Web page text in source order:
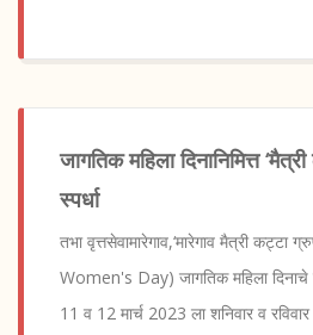
जागतिक महिला दिनानिमित्त ‘मैत्री
स्पर्धा
तभा वृत्तसेवामारेगाव,‘मारेगाव मैत्री
Women's Day) जागतिक महिला दिनाचे
11 व 12 मार्च 2023 ला शनिवार व रविवार